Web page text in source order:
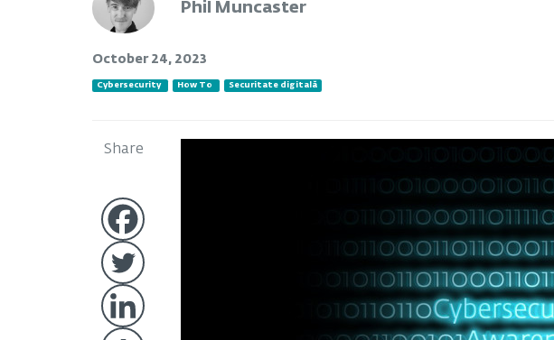
Phil Muncaster
October 24, 2023
Cybersecurity How To Securitate digitală
Share